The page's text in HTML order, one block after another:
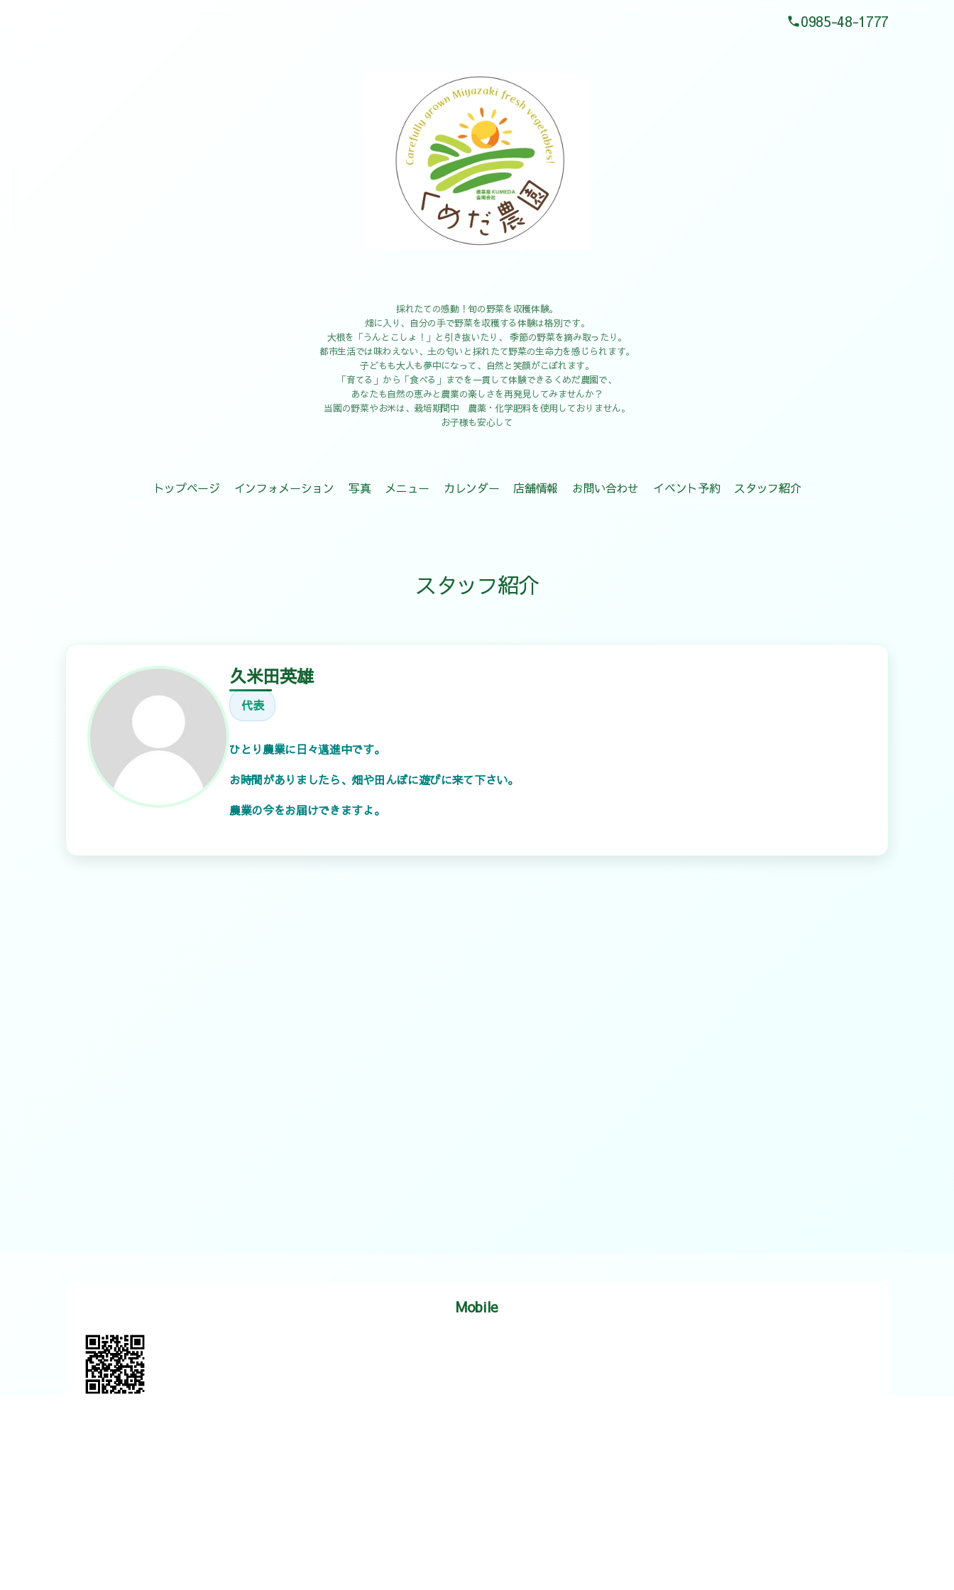
0985-48-1777
採れたての感動！旬の野菜を収穫体験。
畑に入り、自分の手で野菜を収穫する体験は格別です。
大根を「うんとこしょ！」と引き抜いたり、 季節の野菜を摘み取ったり。
都市生活では味わえない、土の匂いと採れたて野菜の生命力を感じられます。
子どもも大人も夢中になって、自然と笑顔がこぼれます。
「育てる」から「食べる」までを一貫して体験できるくめだ農園で、
あなたも自然の恵みと農業の楽しさを再発見してみませんか？
当園の野菜やお米は、栽培期間中 農薬・化学肥料を使用しておりません。
お子様も安心して
トップページ インフォメーション 写真 メニュー カレンダー 店舗情報 お問い合わせ イベント予約 スタッフ紹介
スタッフ紹介
久米田英雄
代表
ひとり農業に日々邁進中です。
お時間がありましたら、畑や田んぼに遊びに来て下さい。
農業の今をお届けできますよ。
Mobile